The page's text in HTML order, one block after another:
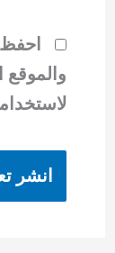
والموقع